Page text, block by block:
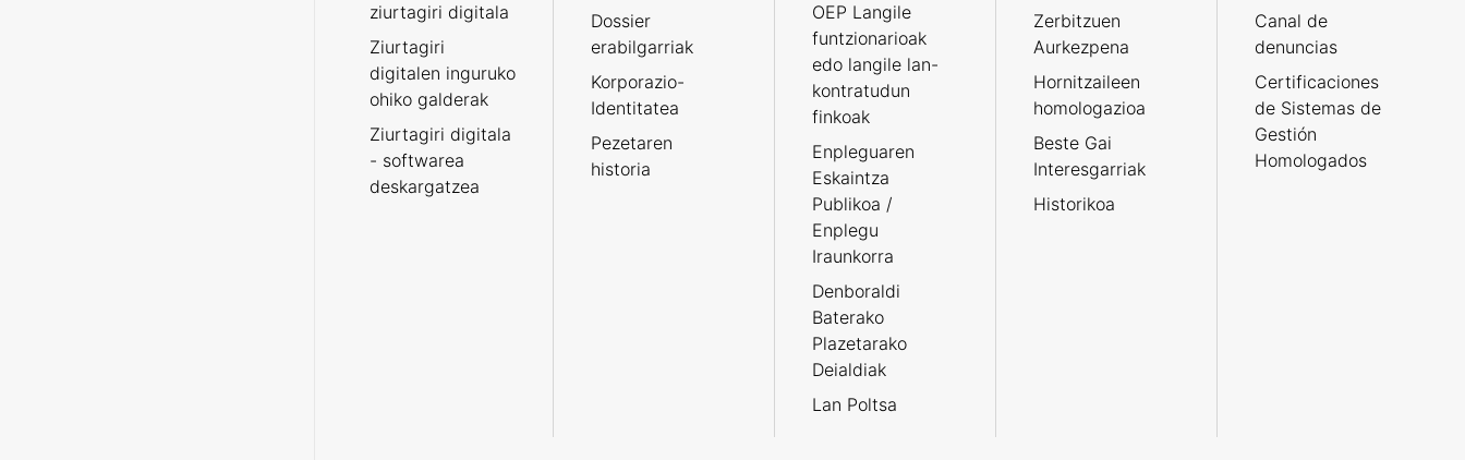
ziurtagiri digitala
Ziurtagiri
digitalen inguruko
ohiko galderak
Ziurtagiri digitala
- softwarea
deskargatzea
Dossier
erabilgarriak
Korporazio-
Identitatea
Pezetaren
historia
OEP Langile
funtzionarioak
edo langile lan-
kontratudun
finkoak
Enpleguaren
Eskaintza
Publikoa /
Enplegu
Iraunkorra
Denboraldi
Baterako
Plazetarako
Deialdiak
Lan Poltsa
Zerbitzuen
Aurkezpena
Hornitzaileen
homologazioa
Beste Gai
Interesgarriak
Historikoa
Canal de
denuncias
Certificaciones
de Sistemas de
Gestión
Homologados